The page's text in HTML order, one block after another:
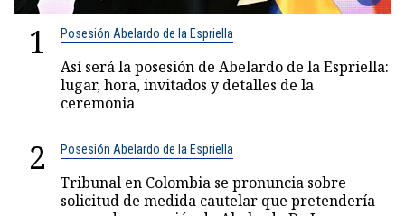
1 Posesión Abelardo de la Espriella
Así será la posesión de Abelardo de la Espriella:
lugar, hora, invitados y detalles de la
ceremonia
2 Posesión Abelardo de la Espriella
Tribunal en Colombia se pronuncia sobre
solicitud de medida cautelar que pretendería